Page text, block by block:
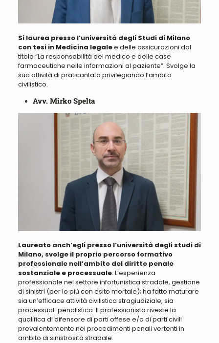
Si laurea presso l’università degli Studi di Milano
con tesi in Medicina legalee delle assicurazioni dal
titolo “La responsabilità del medico e delle case
farmaceutiche nelle informazioni al paziente”. Svolge la
sua attività di praticantato privilegiando l’ambito
civilistico.
Avv. Mirko Spelta
Laureato anch’egli presso l’università degli studi di
Milano, svolge il proprio percorso formativo
professionale nell’ambito del diritto penale
sostanziale e processuale. L’esperienza
professionale nel settore infortunistica stradale, gestione
di sinistri (per lo più con esito mortale); ha fatto maturare
sia un’efficace attività civilistica stragiudiziale, sia
processual-penalistica. Il professionista riveste la
qualifica di difensore di parti offese e/o di parti civili
prevalentemente nei procedimenti penali vertenti in
ambito di sinistrosità stradale.